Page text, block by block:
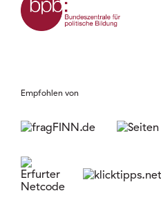
Empfohlen von